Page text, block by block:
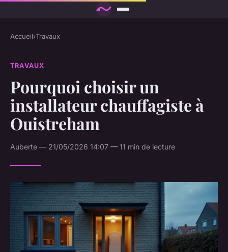
Accueil›Travaux
TRAVAUX
Pourquoi choisir un
installateur chauffagiste à
Ouistreham
Auberte — 21/05/2026 14:07 — 11 min de lecture